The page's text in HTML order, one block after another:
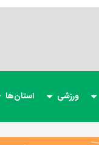
ورزشی استان‌ها